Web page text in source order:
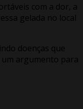
com a dor, a
gelada no local
doenças que
um argumento para